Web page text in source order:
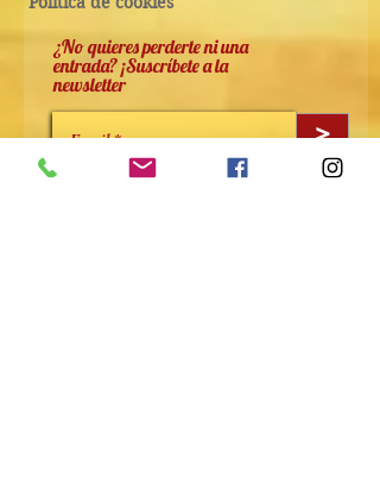
¿No quieres perderte ni una
entrada? ¡Suscríbete a la
newsletter
>